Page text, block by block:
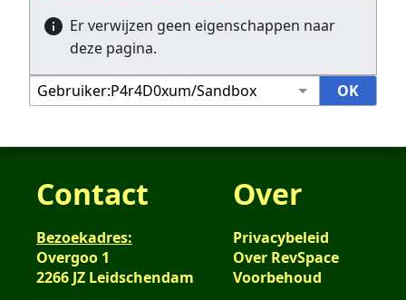
Er verwijzen geen eigenschappen naar
deze pagina.
Contact
Bezoekadres:
Overgoo 1
2266 JZ Leidschendam
Over
Privacybeleid
Over RevSpace
Voorbehoud